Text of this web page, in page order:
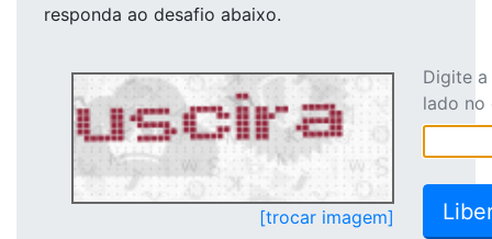
responda ao desafio abaixo.
[trocar imagem]
Digite
lado no